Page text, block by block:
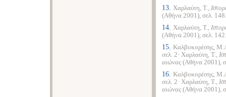
13. Χαρλαύτη, Τ.,
(Αθήνα 2001), σελ. 148.
14. Χαρλαύτη, Τ.,
(Αθήνα 2001), σελ. 142.
15. Καλβοκορέσης,
σελ. 2· Χαρλαύτη, Τ.,
αιώνας (Αθήνα 2001),
16. Καλβοκορέσης,
σελ. 2· Χαρλαύτη, Τ.,
αιώνας (Αθήνα 2001),